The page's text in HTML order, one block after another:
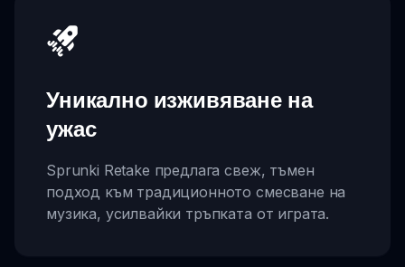
Уникално изживяване на
ужас
Sprunki Retake предлага свеж, тъмен
подход към традиционното смесване на
музика, усилвайки тръпката от играта.